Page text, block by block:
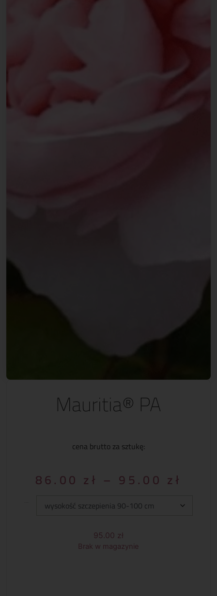
Mauritia® PA
cena brutto za sztukę:
86.00 zł – 95.00 zł
95.00 zł
Brak w magazynie